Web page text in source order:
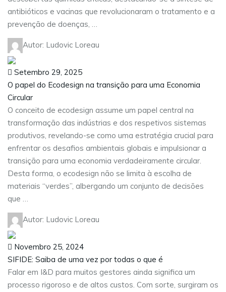
antibióticos e vacinas que revolucionaram o tratamento e a
prevenção de doenças, …
Autor: Ludovic Loreau
Setembro 29, 2025
O papel do Ecodesign na transição para uma Economia
Circular
O conceito de ecodesign assume um papel central na
transformação das indústrias e dos respetivos sistemas
produtivos, revelando-se como uma estratégia crucial para
enfrentar os desafios ambientais globais e impulsionar a
transição para uma economia verdadeiramente circular.
Desta forma, o ecodesign não se limita à escolha de
materiais “verdes”, albergando um conjunto de decisões
que …
Autor: Ludovic Loreau
Novembro 25, 2024
SIFIDE: Saiba de uma vez por todas o que é
Falar em I&D para muitos gestores ainda significa um
processo rigoroso e de altos custos. Com sorte, surgiram os